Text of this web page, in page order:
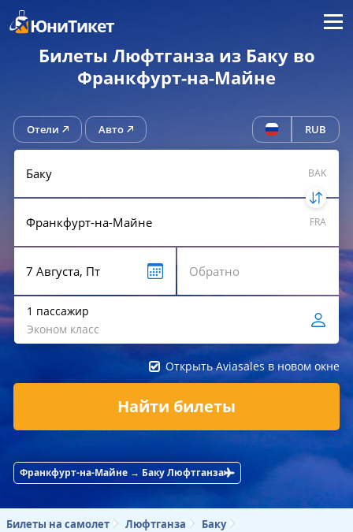
ЮниТикет Меню
Билеты Люфтганза из Баку во
Франкфурт-на-Майне
Отели Авто RUB
BAK
FRA
1 пассажир
Эконом класс
Открыть Aviasales в новом окне
Найти билеты
Франкфурт-на-Майне → Баку Люфтганза
Билеты на самолет Люфтганза
Баку